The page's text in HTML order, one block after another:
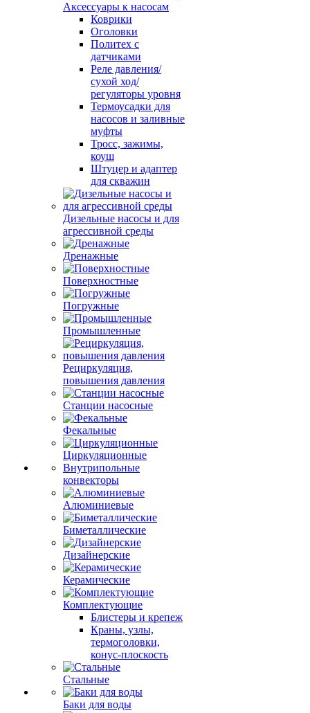
Аксессуары к насосам
Коврики
Оголовки
Политех с
датчиками
Реле давления/
сухой ход/
регуляторы уровня
Термоусадки для
насосов и заливные
муфты
Тросс, зажимы,
коуш
Штуцер и адаптер
для скважин
Дизельные насосы и для
агрессивной среды
Дренажные
Поверхностные
Погружные
Промышленные
Рециркуляция,
повышения давления
Станции насосные
Фекальные
Циркуляционные
Внутрипольные
конвекторы
Алюминиевые
Биметаллические
Дизайнерские
Керамические
Комплектующие
Блистеры и крепеж
Краны, узлы,
термоголовки,
конус-плоскость
Стальные
Баки для воды